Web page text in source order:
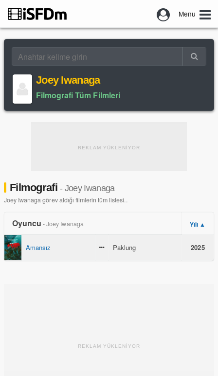
Menu
Joey Iwanaga
Filmografi Tüm Filmleri
REKLAM YÜKLENİYOR
Filmografi- Joey Iwanaga
Joey Iwanaga görev aldığı filmlerin tüm listesi..
Oyuncu - Joey Iwanaga Yılı ▲
Amansız Paklung 2025
REKLAM YÜKLENİYOR